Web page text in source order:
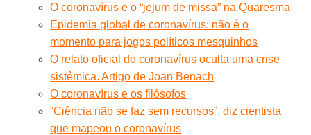
O coronavírus e o “jejum de missa” na Quaresma
Epidemia global de coronavírus: não é o
momento para jogos políticos mesquinhos
O relato oficial do coronavírus oculta uma crise
sistêmica. Artigo de Joan Benach
O coronavírus e os filósofos
“Ciência não se faz sem recursos”, diz cientista
que mapeou o coronavírus